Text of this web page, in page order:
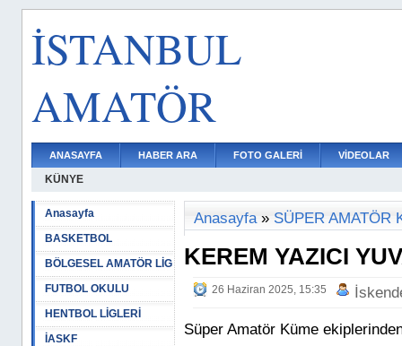
İSTANBUL
AMATÖR
ANASAYFA HABER ARA FOTO GALERİ VİDEOLAR
KÜNYE
Anasayfa
BASKETBOL
BÖLGESEL AMATÖR LİG
FUTBOL OKULU
HENTBOL LİGLERİ
İASKF
Anasayfa» SÜPER AMATÖR
KEREM YAZICI
26 Haziran 2025, 15:35
Süper Amatör Küme